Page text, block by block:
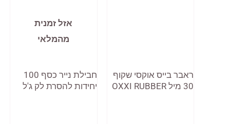
ראבר בייס אוקסי שקוף
30 מיל OXXI RUBBER
אזל זמנית
מהמלאי
חבילת נייר כסף 100
יחידות להסרת לק ג'ל